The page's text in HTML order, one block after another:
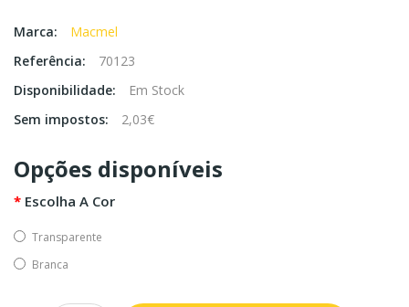
Marca:
Macmel
Referência:
70123
Disponibilidade:
Em Stock
Sem impostos:
2,03€
Opções disponíveis
Escolha A Cor
Transparente
Branca